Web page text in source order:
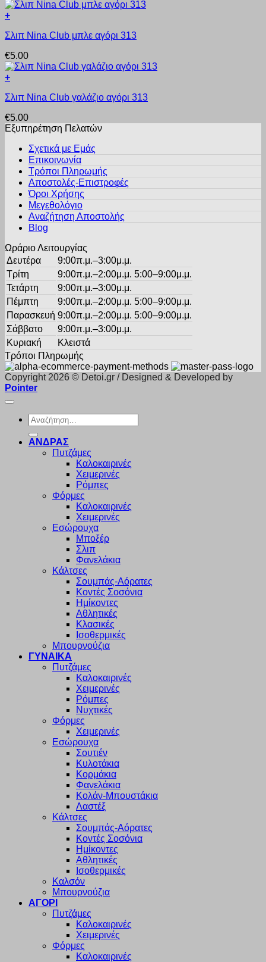
επιλεγούν
στη
σελίδα
του
προϊόντος
πολλαπλές
παραλλαγές.
επιλογές
να
επιλεγούν
στη
σελίδα
του
προϊόντος
+
το
έχει
πολλαπλές
παραλλαγές.
επιλογές
να
επιλεγούν
σελίδα
προϊόντος
Σλιπ Nina Club μπλε αγόρι 313
€5.00
+
το
έχει
πολλαπλές
επιλογές
μπορούν
επιλεγούν
σελίδα
Σλιπ Nina Club γαλάζιο αγόρι 313
€5.00
Εξυπηρέτηση Πελατών
Σχετικά με Εμάς
Επικοινωνία
Τρόποι Πληρωμής
Αποστολές-Επιστροφές
Όροι Χρήσης
Μεγεθολόγιο
Αναζήτηση Αποστολής
Blog
Ωράριο Λειτουργίας
Δευτέρα
9:00π.μ.–3:00μ.μ.
Τρίτη
9:00π.μ.–2:00μ.μ. 5:00–9:00μ.μ.
Τετάρτη
9:00π.μ.–3:00μ.μ.
Πέμπτη
9:00π.μ.–2:00μ.μ. 5:00–9:00μ.μ.
Παρασκευή 9:00π.μ.–2:00μ.μ. 5:00–9:00μ.μ.
Σάββατο
9:00π.μ.–3:00μ.μ.
Κυριακή
Κλειστά
Τρόποι Πληρωμής
Copyright 2026 © Detoi.gr / Designed & Developed by
Pointer
Αναζήτηση
για:
ΑΝΔΡΑΣ
Πυτζάμες
Καλοκαιρινές
Χειμερινές
Ρόμπες
Φόρμες
Καλοκαιρινές
Χειμερινές
Εσώρουχα
Μποξέρ
Σλιπ
Φανελάκια
Κάλτσες
Σουμπάς-Αόρατες
Κοντές Σοσόνια
Ημίκοντες
Αθλητικές
Κλασικές
Ισοθερμικές
Μπουρνούζια
ΓΥΝΑΙΚΑ
Πυτζάμες
Καλοκαιρινές
Χειμερινές
Ρόμπες
Νυχτικές
Φόρμες
Χειμερινές
Εσώρουχα
Σουτιέν
Κυλοτάκια
Κορμάκια
Φανελάκια
Κολάν-Μπουστάκια
Λαστέξ
Κάλτσες
Σουμπάς-Αόρατες
Κοντές Σοσόνια
Ημίκοντες
Αθλητικές
Ισοθερμικές
Καλσόν
Μπουρνούζια
ΑΓΟΡΙ
Πυτζάμες
Καλοκαιρινές
Χειμερινές
Φόρμες
Καλοκαιρινές